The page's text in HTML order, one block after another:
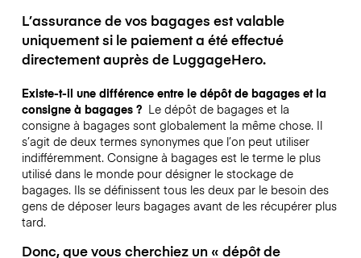
L’assurance de vos bagages est valable
uniquement si le paiement a été effectué
directement auprès de LuggageHero.
Existe-t-il une différence entre le dépôt de bagages et la
consigne à bagages ? Le dépôt de bagages et la
consigne à bagages sont globalement la même chose. Il
s’agit de deux termes synonymes que l’on peut utiliser
indifféremment. Consigne à bagages est le terme le plus
utilisé dans le monde pour désigner le stockage de
bagages. Ils se définissent tous les deux par le besoin des
gens de déposer leurs bagages avant de les récupérer plus
tard.
Donc, que vous cherchiez un « dépôt de